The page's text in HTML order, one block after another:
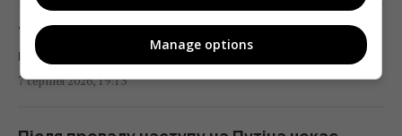
18:33 п'ятниця, 07 серпня 2026
Коли їсти помідори для повного засвоєння
вітамінів: вчені дали чітку відповідь
Тест на IQ: потрібно знайти три відмінності
на картинці чоловіка з кавою за 7 с
7 серпня 2026, 19:13
Manage options